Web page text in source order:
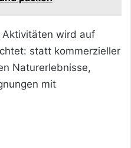
wird auf
statt kommerzieller
Naturerlebnisse,
mit